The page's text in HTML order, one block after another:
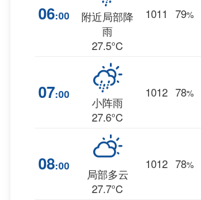
06:00
附近局部降
雨
27.5°C
1011 79%
07:00
小阵雨
27.6°C
1012 78%
08:00
局部多云
27.7°C
1012 78%